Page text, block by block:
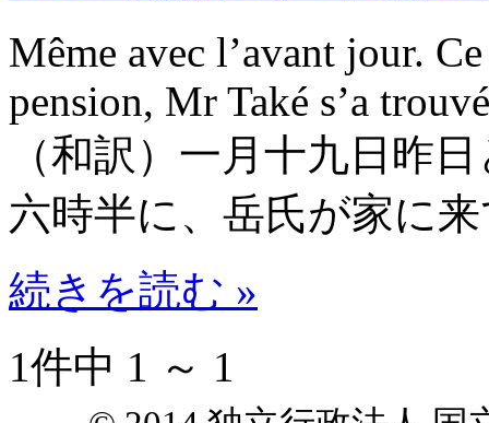
Même avec l’avant jour.
pension, Mr Také s’a
（和訳）一月十九日 昨
六時半に、岳氏が家に
続きを読む »
1件中 1 ～ 1